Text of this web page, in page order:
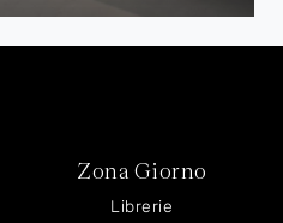
Zona Giorno
Librerie